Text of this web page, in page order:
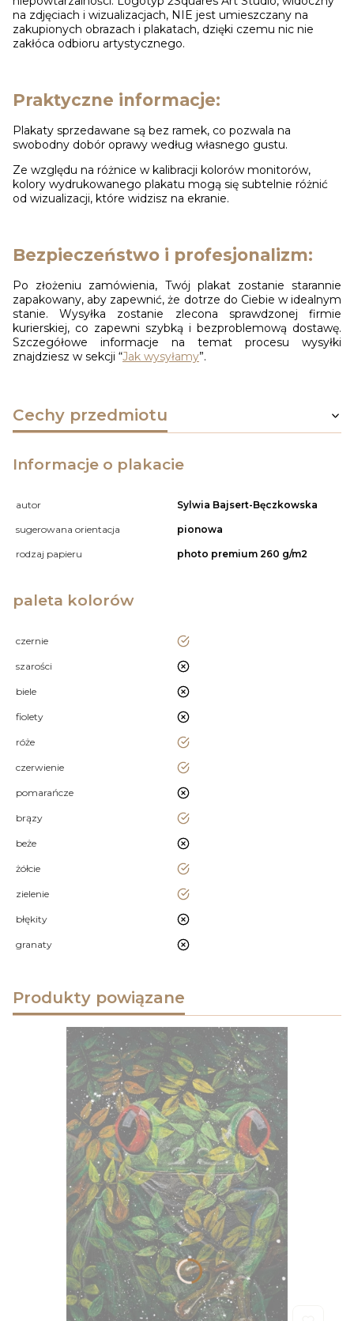
na zdjęciach i wizualizacjach, NIE jest umieszczany na
zakupionych obrazach i plakatach, dzięki czemu nic nie
zakłóca odbioru artystycznego.
Praktyczne informacje:
Plakaty sprzedawane są bez ramek, co pozwala na
swobodny dobór oprawy według własnego gustu.
Ze względu na różnice w kalibracji kolorów monitorów,
kolory wydrukowanego plakatu mogą się subtelnie różnić
od wizualizacji, które widzisz na ekranie.
Bezpieczeństwo i profesjonalizm:
Po złożeniu zamówienia, Twój plakat zostanie starannie
zapakowany, aby zapewnić, że dotrze do Ciebie w idealnym
stanie. Wysyłka zostanie zlecona sprawdzonej firmie
kurierskiej, co zapewni szybką i bezproblemową dostawę.
Szczegółowe informacje na temat procesu wysyłki
znajdziesz w sekcji “Jak wysyłamy”.
Cechy przedmiotu
Informacje o plakacie
autor Sylwia Bajsert-Bęczkowska
sugerowana orientacja pionowa
rodzaj papieru photo premium 260 g/m2
paleta kolorów
czernie tak
szarości nie
biele nie
fiolety nie
róże tak
czerwienie tak
pomarańcze nie
brązy tak
beże nie
żółcie tak
zielenie tak
błękity nie
granaty nie
Produkty powiązane